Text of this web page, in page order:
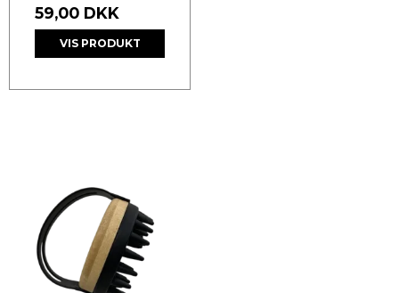
59,00 DKK
VIS PRODUKT